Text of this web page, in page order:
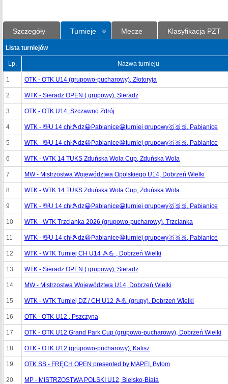
Szczegóły Turnieje Mecze Klasyfikacja PZT
Lista turniejów
Lp. Nazwa turnieju
1 OTK - OTK U14 (grupowo-pucharowy), Złotoryja
2 WTK - Sieradz OPEN ( grupowy), Sieradz
3 OTK - OTK U14, Szczawno Zdrój
4 WTK - 👋U 14 chł🎾dz😀Pabianice😀turniej grupowy🥇🥈🥉, Pabianice
5 WTK - 👋U 14 chł🎾dz😀Pabianice😀turniej grupowy🥇🥈🥉, Pabianice
6 WTK - WTK 14 TUKS Zduńska Wola Cup, Zduńska Wola
7 MW - Mistrzostwa Województwa Opolskiego U14, Dobrzeń Wielki
8 WTK - WTK 14 TUKS Zduńska Wola Cup, Zduńska Wola
9 WTK - 👋U 14 chł🎾dz😀Pabianice😀turniej grupowy🥇🥈🥉, Pabianice
10 WTK - WTK Trzcianka 2026 (grupowo-pucharowy), Trzcianka
11 WTK - 👋U 14 chł🎾dz😀Pabianice😀turniej grupowy🥇🥈🥉, Pabianice
12 WTK - WTK Turniej CH U14 🎾💪 , Dobrzeń Wielki
13 WTK - Sieradz OPEN ( grupowy), Sieradz
14 MW - Mistrzostwa Województwa U14, Dobrzeń Wielki
15 WTK - WTK Turniej DZ / CH U12 🎾💪 (grupy), Dobrzeń Wielki
16 OTK - OTK U12 , Pszczyna
17 OTK - OTK U12 Grand Park Cup (grupowo-pucharowy), Dobrzeń Wielki
18 OTK - OTK U12 (grupowo-pucharowy), Kalisz
19 OTK SS - FRĘCH OPEN presented by MAPEI, Bytom
20 MP - MISTRZOSTWA POLSKI U12, Bielsko-Biała